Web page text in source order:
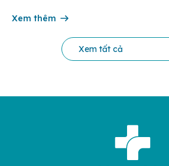
cứu Phát triển Doanh nghiệp Châu Á […]
Xem thêm
Xem tất cả